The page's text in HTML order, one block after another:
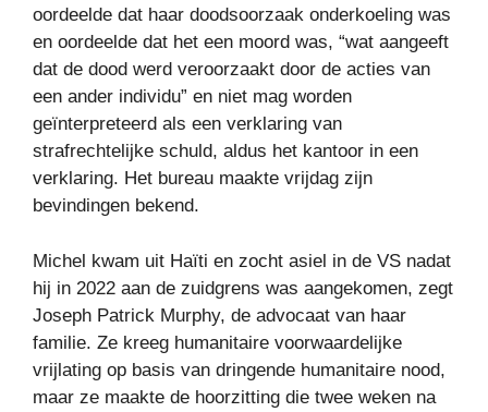
oordeelde dat haar doodsoorzaak onderkoeling was
en oordeelde dat het een moord was, “wat aangeeft
dat de dood werd veroorzaakt door de acties van
een ander individu” en niet mag worden
geïnterpreteerd als een verklaring van
strafrechtelijke schuld, aldus het kantoor in een
verklaring. Het bureau maakte vrijdag zijn
bevindingen bekend.
Michel kwam uit Haïti en zocht asiel in de VS nadat
hij in 2022 aan de zuidgrens was aangekomen, zegt
Joseph Patrick Murphy, de advocaat van haar
familie. Ze kreeg humanitaire voorwaardelijke
vrijlating op basis van dringende humanitaire nood,
maar ze maakte de hoorzitting die twee weken na